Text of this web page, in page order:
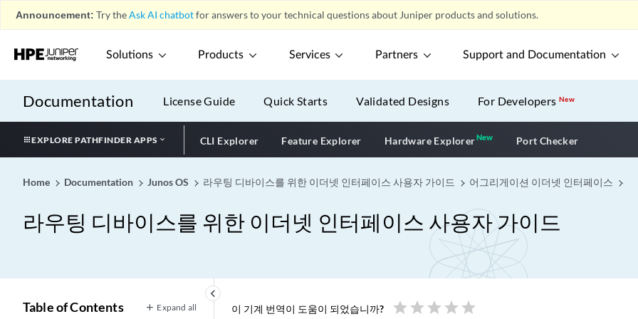
Announcement: Try theAsk AI chatbotfor answers to your technical questions about Juniper products and solutions.
Solutions Products Services Partners Support and Documentation
Documentation License Guide Quick Starts Validated Designs For DevelopersNew
EXPLORE PATHFINDER APPS CLI Explorer Feature Explorer Hardware ExplorerNewNew application
Port Checker
Home Documentation Junos OS 라우팅 디바이스를 위한 이더넷 인터페이스 사용자 가이드 어그리게이션 이더넷 인터페이스
라우팅 디바이스를 위한 이더넷 인터페이스 사용자 가이드
keyboard_arrow_left
Table of Contents Expand all 이 기계 번역이 도움이 되었습니까? star star star star star